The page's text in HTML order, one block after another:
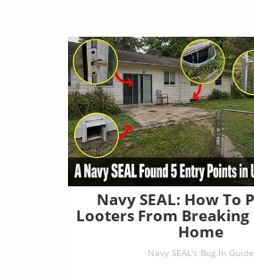
Navy SEAL: How To
Looters From
Home
Navy SEAL's Bug In Guide